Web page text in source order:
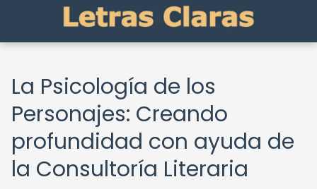
La Psicología de los
Personajes: Creando
profundidad con ayuda de
la Consultoría Literaria